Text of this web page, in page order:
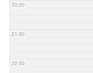
20:00
21:00
22:00